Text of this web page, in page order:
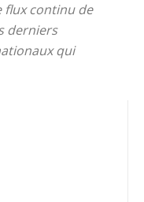
flux continu de
derniers
qui